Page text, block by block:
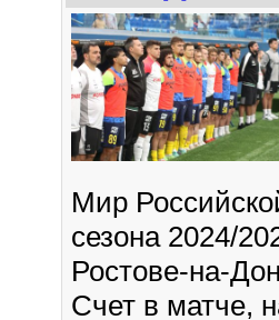
Мир
сезона 2024/
Ростове-на-
Счет в матче,